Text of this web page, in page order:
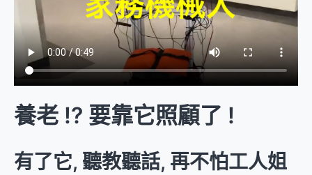
養老 !? 要靠它照顧了 !
有了它, 聽教聽話, 再不怕工人姐